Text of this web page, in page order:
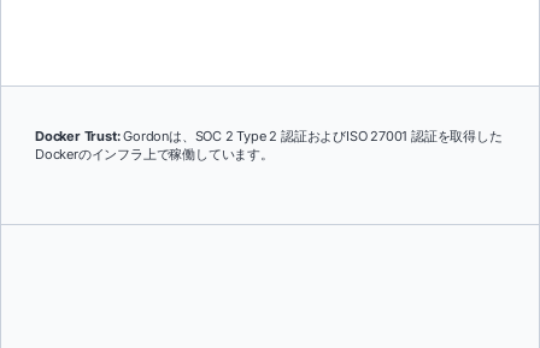
Docker Trust:Gordonは、SOC 2 Type 2 認証およびISO 27001 認証を取得した
Dockerのインフラ上で稼働しています。